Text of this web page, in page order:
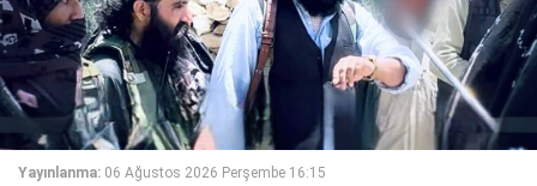
Yayınlanma: 06 Ağustos 2026 Perşembe 16:15